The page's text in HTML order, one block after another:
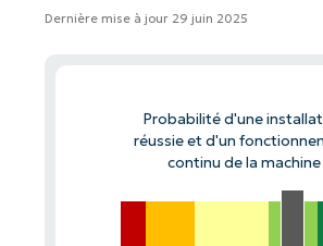
Dernière mise à jour 29 juin 2025
Probabilité d'une
réussie et d'un
continu de la machine